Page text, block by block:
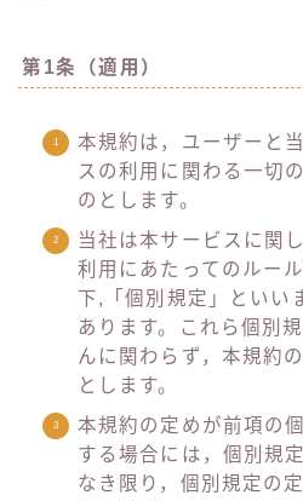
第1条（適用）
本規約は，ユーザーと
スの利用に関わる一切
のとします。
当社は本サービスに関
利用にあたってのルー
下,「個別規定」といい
あります。これら個別
んに関わらず，本規約
とします。
本規約の定めが前項の
する場合には，個別規
なき限り，個別規定の